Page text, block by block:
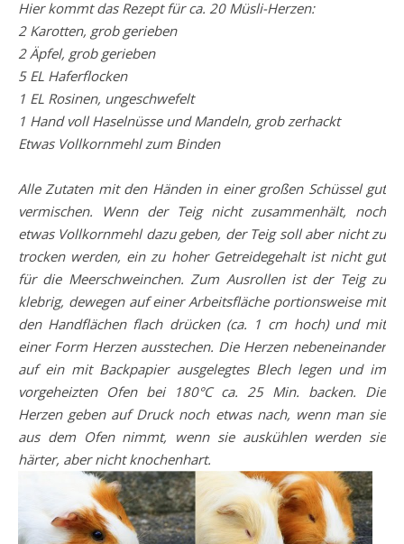
Hier kommt das Rezept für ca. 20 Müsli-Herzen:
2 Karotten, grob gerieben
2 Äpfel, grob gerieben
5 EL Haferflocken
1 EL Rosinen, ungeschwefelt
1 Hand voll Haselnüsse und Mandeln, grob zerhackt
Etwas Vollkornmehl zum Binden
Alle Zutaten mit den Händen in einer großen Schüssel gut
vermischen. Wenn der Teig nicht zusammenhält, noch
etwas Vollkornmehl dazu geben, der Teig soll aber nicht zu
trocken werden, ein zu hoher Getreidegehalt ist nicht gut
für die Meerschweinchen. Zum Ausrollen ist der Teig zu
klebrig, dewegen auf einer Arbeitsfläche portionsweise mit
den Handflächen flach drücken (ca. 1 cm hoch) und mit
einer Form Herzen ausstechen. Die Herzen nebeneinander
auf ein mit Backpapier ausgelegtes Blech legen und im
vorgeheizten Ofen bei 180°C ca. 25 Min. backen. Die
Herzen geben auf Druck noch etwas nach, wenn man sie
aus dem Ofen nimmt, wenn sie auskühlen werden sie
härter, aber nicht knochenhart.